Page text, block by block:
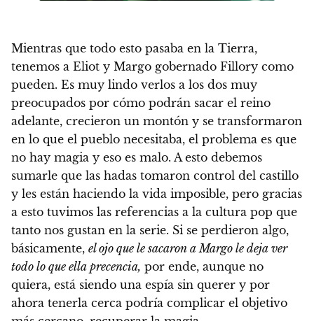
Mientras que todo esto pasaba en la Tierra,
tenemos a Eliot y Margo gobernado Fillory como
pueden. Es muy lindo verlos a los dos muy
preocupados por cómo podrán sacar el reino
adelante, crecieron un montón y se transformaron
en lo que el pueblo necesitaba, el problema es que
no hay magia y eso es malo. A esto debemos
sumarle que las hadas tomaron control del castillo
y les están haciendo la vida imposible, pero gracias
a esto tuvimos las referencias a la cultura pop que
tanto nos gustan en la serie. Si se perdieron algo,
básicamente, el ojo que le sacaron a Margo le deja ver
todo lo que ella precencia, por ende, aunque no
quiera, está siendo una espía sin querer y por
ahora tenerla cerca podría complicar el objetivo